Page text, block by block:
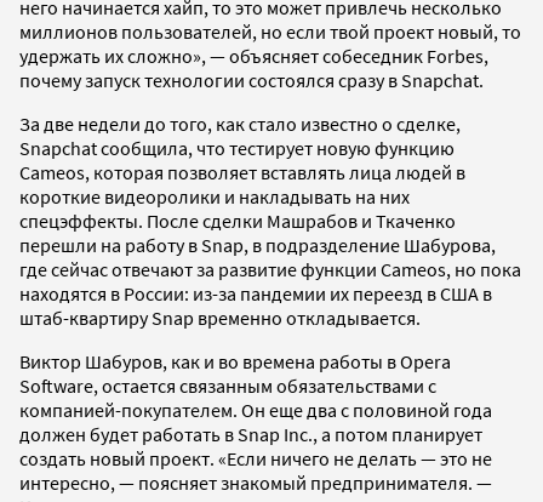
него начинается хайп, то это может привлечь несколько
миллионов пользователей, но если твой проект новый, то
удержать их сложно», — объясняет собеседник Forbes,
почему запуск технологии состоялся сразу в Snapchat.
За две недели до того, как стало известно о сделке,
Snapchat сообщила, что тестирует новую функцию
Cameos, которая позволяет вставлять лица людей в
короткие видеоролики и накладывать на них
спецэффекты. После сделки Машрабов и Ткаченко
перешли на работу в Snap, в подразделение Шабурова,
где сейчас отвечают за развитие функции Cameos, но пока
находятся в России: из-за пандемии их переезд в США в
штаб-квартиру Snap временно откладывается.
Виктор Шабуров, как и во времена работы в Opera
Software, остается связанным обязательствами с
компанией-покупателем. Он еще два с половиной года
должен будет работать в Snap Inc., а потом планирует
создать новый проект. «Если ничего не делать — это не
интересно, — поясняет знакомый предпринимателя. —